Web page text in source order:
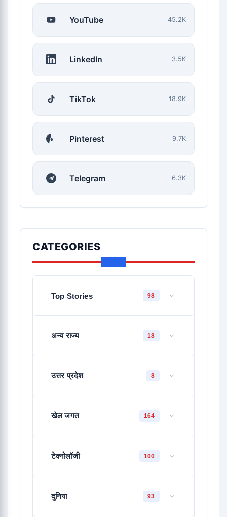
YouTube 45.2K
LinkedIn 3.5K
TikTok 18.9K
Pinterest 9.7K
Telegram 6.3K
CATEGORIES
Top Stories 98
अन्य राज्य 18
उत्तर प्रदेश 8
खेल जगत 164
टेक्नोलॉजी 100
दुनिया 93